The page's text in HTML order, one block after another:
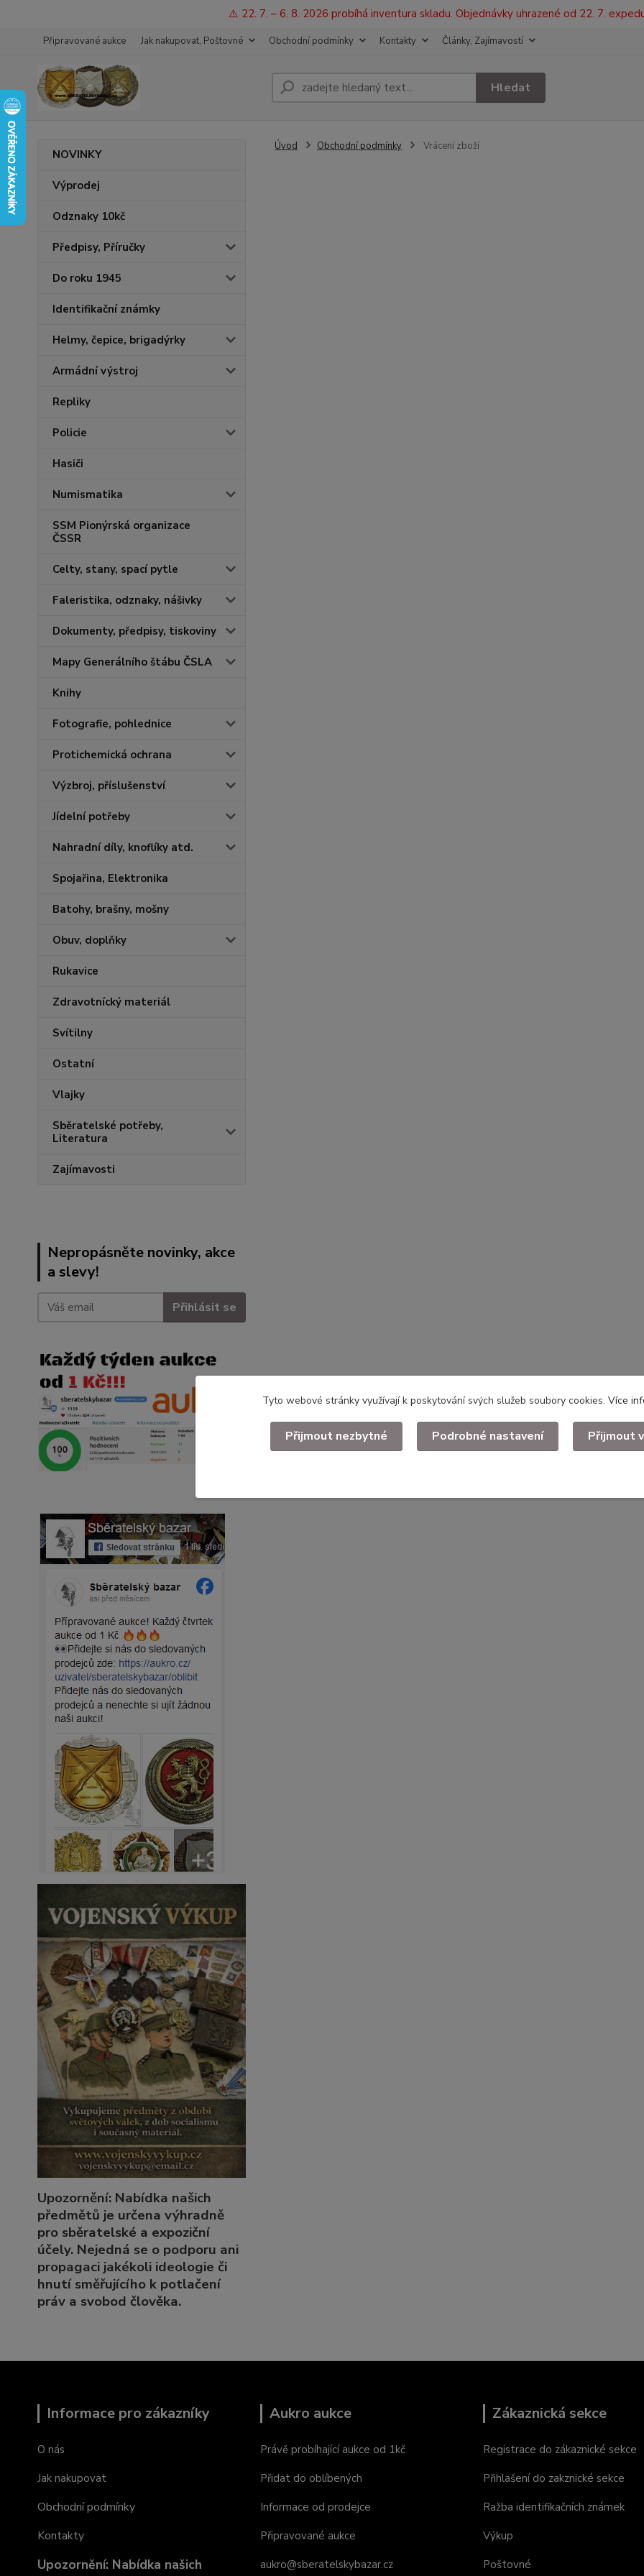
⚠️ 22. 7. – 6. 8. 2026 probíhá inventura skladu. Objednávky uhrazené od 22. 7.
Připravované aukce Jak nakupovat, Poštovné Obchodní podmínky Kontakty Články, Zajímavostí
Hledat
NOVINKY
Výprodej
Odznaky 10kč
Předpisy, Příručky
Do roku 1945
Identifikační známky
Helmy, čepice, brigadýrky
Armádní výstroj
Repliky
Policie
Hasiči
Numismatika
SSM Pionýrská organizace
ČSSR
Celty, stany, spací pytle
Faleristika, odznaky, nášivky
Dokumenty, předpisy, tiskoviny
Mapy Generálního štábu ČSLA
Knihy
Fotografie, pohlednice
Protichemická ochrana
Výzbroj, příslušenství
Jídelní potřeby
Nahradní díly, knoflíky atd.
Spojařina, Elektronika
Batohy, brašny, mošny
Obuv, doplňky
Rukavice
Zdravotnícký materiál
Svítilny
Ostatní
Vlajky
Sběratelské potřeby,
Literatura
Zajímavosti
Nepropásněte novinky, akce
a slevy!
Přihlásit se
Upozornění: Nabídka našich
předmětů je určena výhradně
pro sběratelské a expoziční
účely. Nejedná se o podporu ani
propagaci jakékoli ideologie či
hnutí směřujícího k potlačení
práv a svobod člověka.
Úvod Obchodní podmínky Vrácení zboží
Informace pro zákazníky
O nás
Jak nakupovat
Obchodní podmínky
Kontakty
Upozornění: Nabídka našich
Aukro aukce
Právě probíhající aukce od 1kč
Přidat do oblíbených
Informace od prodejce
Připravované aukce
aukro@sberatelskybazar.cz
Zákaznická sekce
Registrace do zákaznické sekce
Přihlašení do zakznické sekce
Ražba identifikačních známek
Výkup
Poštovné
Tyto webové stránky využívají k poskytování svých služeb soubory cookies. Více
Přijmout nezbytné Podrobné nastavení Přijmout